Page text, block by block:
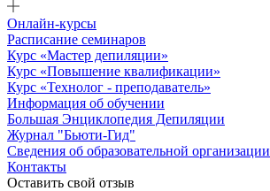
Онлайн-курсы
Расписание семинаров
Курс «Мастер депиляции»
Курс «Повышение квалификации»
Курс «Технолог - преподаватель»
Информация об обучении
Большая Энциклопедия Депиляции
Журнал "Бьюти-Гид"
Сведения об образовательной организации
Контакты
Оставить свой отзыв